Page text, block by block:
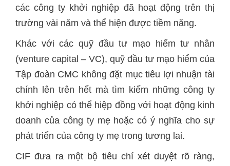
các công ty khởi nghiệp đã hoạt động trên thị
trường vài năm và thể hiện được tiềm năng.
Khác với các quỹ đầu tư mạo hiểm tư nhân
(venture capital – VC), quỹ đầu tư mạo hiểm của
Tập đoàn CMC không đặt mục tiêu lợi nhuận tài
chính lên trên hết mà tìm kiếm những công ty
khởi nghiệp có thể hiệp đồng với hoạt động kinh
doanh của công ty mẹ hoặc có ý nghĩa cho sự
phát triển của công ty mẹ trong tương lai.
CIF đưa ra một bộ tiêu chí xét duyệt rõ ràng,